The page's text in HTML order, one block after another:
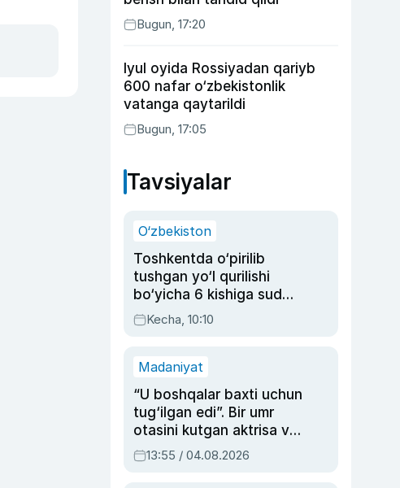
Bugun, 17:20
Iyul oyida Rossiyadan qariyb
600 nafar o‘zbekistonlik
vatanga qaytarildi
Bugun, 17:05
Tavsiyalar
O‘zbekiston
Toshkentda o‘pirilib
tushgan yo‘l qurilishi
bo‘yicha 6 kishiga sud
hukmi o‘qildi
Kecha, 10:10
Madaniyat
“U boshqalar baxti uchun
tug‘ilgan edi”. Bir umr
otasini kutgan aktrisa va
dublyaj ustasi Rimma
Ahmedovaning
13:55 / 04.08.2026